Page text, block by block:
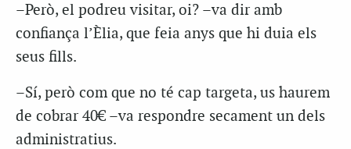
–Però, el podreu visitar, oi? –va dir amb
confiança l’Èlia, que feia anys que hi duia els
seus fills.
–Sí, però com que no té cap targeta, us haurem
de cobrar 40€ –va respondre secament un dels
administratius.